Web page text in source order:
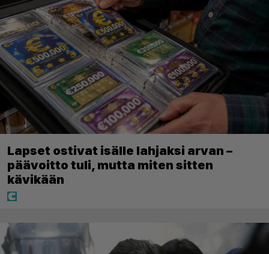
Lapset ostivat isälle lahjaksi arvan –
päävoitto tuli, mutta miten sitten
kävikään